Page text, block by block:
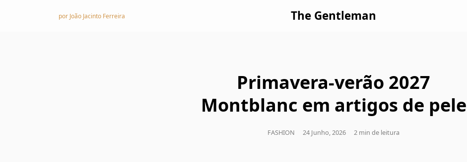
The Gentleman
por João Jacinto Ferreira
Primavera-verão 2027
Montblanc em artigos de pele
FASHION 24 Junho, 2026 2 min de leitura